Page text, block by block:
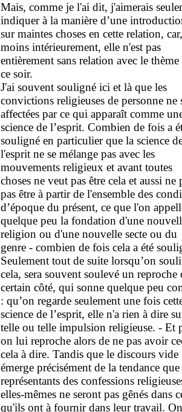
Mais, comme je l'ai dit, j'aimerais
indiquer à la manière d’une
sur maintes choses en cette relation,
moins intérieurement, elle n'est pas
entièrement sans relation avec le thème
ce soir.
J'ai souvent souligné ici et là que les
convictions religieuses de personne ne
affectées par ce qui apparaît comme
science de l’esprit. Combien de fois a
souligné en particulier que la science
l'esprit ne se mélange pas avec les
mouvements religieux et avant toutes
choses ne veut pas être cela et aussi ne
pas être à partir de l'ensemble des
d’époque du présent, ce que l'on
quelque peu la fondation d'une
religion ou d'une nouvelle secte ou du
genre - combien de fois cela a été
Seulement tout de suite lorsqu’on
cela, sera souvent soulevé un reproche
certain côté, qui sonne quelque peu
: qu’on regarde seulement une fois
science de l’esprit, elle n'a rien à dire
telle ou telle impulsion religieuse. - Et
on lui reproche alors de ne pas avoir
cela à dire. Tandis que le discours vide
émerge précisément de la tendance que
représentants des confessions
elles-mêmes ne seront pas gênés dans
qu'ils ont à fournir dans leur travail.